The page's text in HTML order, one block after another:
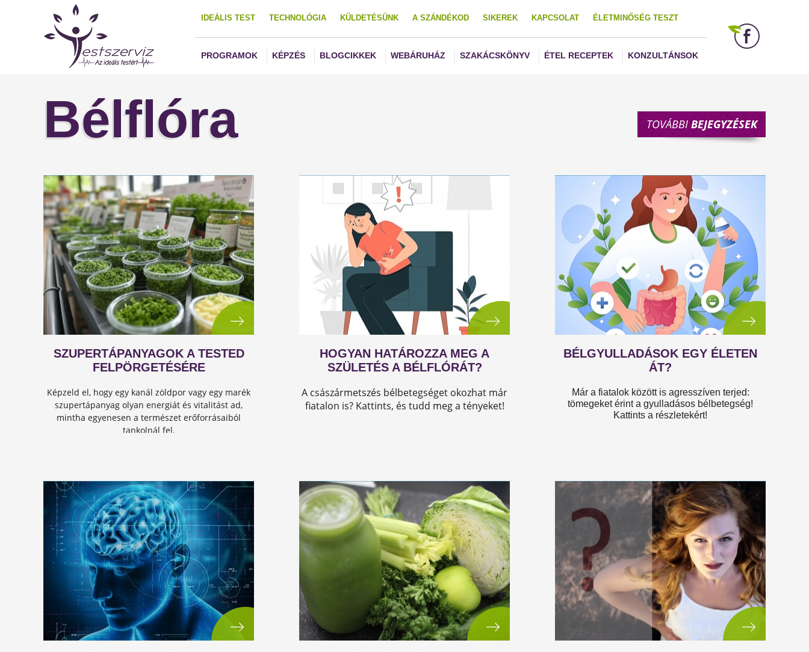
IDEÁLIS TEST TECHNOLÓGIA KÜLDETÉSÜNK A SZÁNDÉKOD SIKEREK KAPCSOLAT ÉLETMINŐSÉG TESZT
PROGRAMOK KÉPZÉS BLOGCIKKEK WEBÁRUHÁZ SZAKÁCSKÖNYV ÉTEL RECEPTEK KONZULTÁNSOK
Bélflóra TOVÁBBIBEJEGYZÉSEK
SZUPERTÁPANYAGOK A TESTED
FELPÖRGETÉSÉRE
Képzeld el, hogy egy kanál zöldpor vagy egy marék
szupertápanyag olyan energiát és vitalitást ad,
mintha egyenesen a természet erőforrásaiból
tankolnál fel.
HOGYAN HATÁROZZA MEG A
SZÜLETÉS A BÉLFLÓRÁT?
A császármetszés bélbetegséget okozhat már
fiatalon is? Kattints, és tudd meg a tényeket!
BÉLGYULLADÁSOK EGY ÉLETEN
ÁT?
Már a fiatalok között is agresszíven terjed:
tömegeket érint a gyulladásos bélbetegség!
Kattints a részletekért!